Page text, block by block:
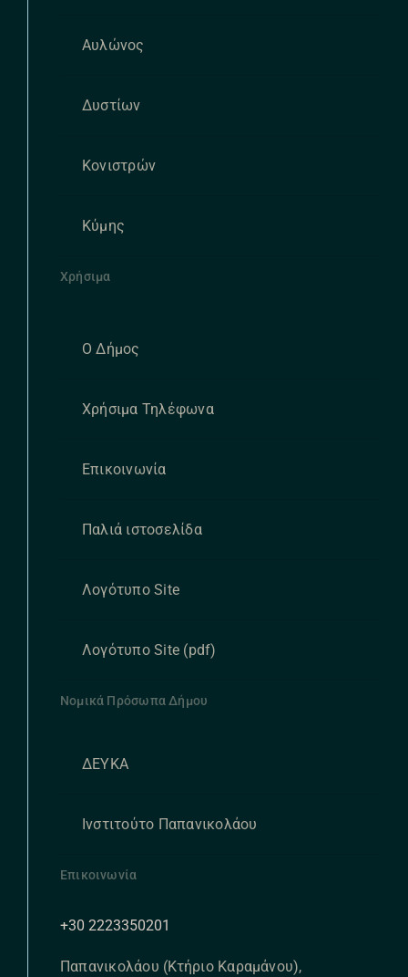
Αυλώνος
Δυστίων
Κονιστρών
Κύμης
Χρήσιμα
Ο Δήμος
Χρήσιμα Τηλέφωνα
Επικοινωνία
Παλιά ιστοσελίδα
Λογότυπο Site
Λογότυπο Site (pdf)
Νομικά Πρόσωπα Δήμου
ΔΕΥΚΑ
Ινστιτούτο Παπανικολάου
Επικοινωνία
+30 2223350201
Παπανικολάου (Κτήριο Καραμάνου),